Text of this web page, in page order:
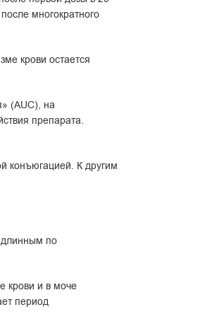
многократного
крови остается
(AUC), на
препарата.
конъюгацией. К другим
длинным по
крови и в моче
период